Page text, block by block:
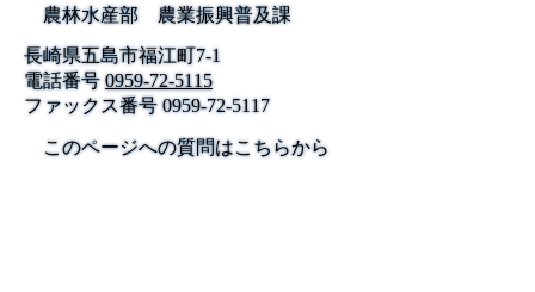
農林水産部 農業振興普及課
長崎県五島市福江町7-1
電話番号 0959-72-5115
ファックス番号0959-72-5117
このページへの質問はこちらから